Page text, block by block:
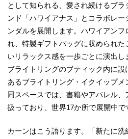
として知られる、愛され続けるブ
ンド「ハワイアナス」とコラボレ
ンダルを展開します。ハワイアンフ
れ、特製ギフトバッグに収められた
いリラックス感を一歩ごとに演出し
ブライトリングのブティック内に
あるブライトリング・イクイップメ
同スペースでは、書籍やアパレル、
扱っており、世界17か所で展開中で
カーンはこう語ります。「新たに洗